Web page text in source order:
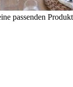
passenden